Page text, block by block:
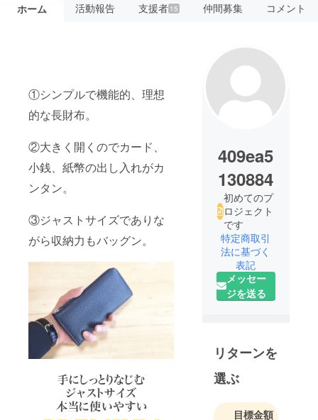
ホーム 活動報告 支援者 15 仲間募集 コメント
①シンプルで機能的、理想
的な長財布。
②大きく開くのでカード、
小銭、紙幣の出し入れがカ
ンタン。
③ジャストサイズでありな
がら収納力もバッグン。
409ea5
130884
初めてのプ
ロジェクト
です
特定商取引
法に基づく
表記
メッセー
ジを送る
リターンを
選ぶ
目標金額